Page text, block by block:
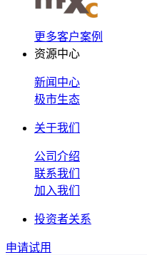
更多客户案例
资源中心
新闻中心
极市生态
关于我们
公司介绍
联系我们
加入我们
投资者关系
申请试用